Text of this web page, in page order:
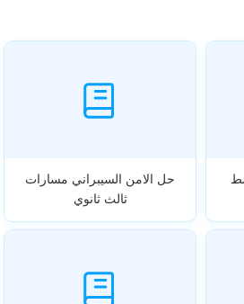
حل الامن السيبراني مسارات
ثالث ثانوي